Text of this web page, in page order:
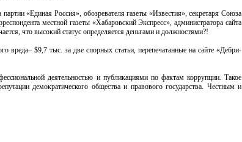
«Единая Россия», обозревателя газеты «Известия», секретаря Союза
местной газеты «Хабаровский Экспресс», администратора сайта
что высокий статус определяется деньгами и должностями?!
$9,7 тыс. за две спорных статьи, перепечатанные на сайте «Дебри-
деятельностью и публикациями по фактам коррупции. Такое
демократического общества и правового государства. Честным и